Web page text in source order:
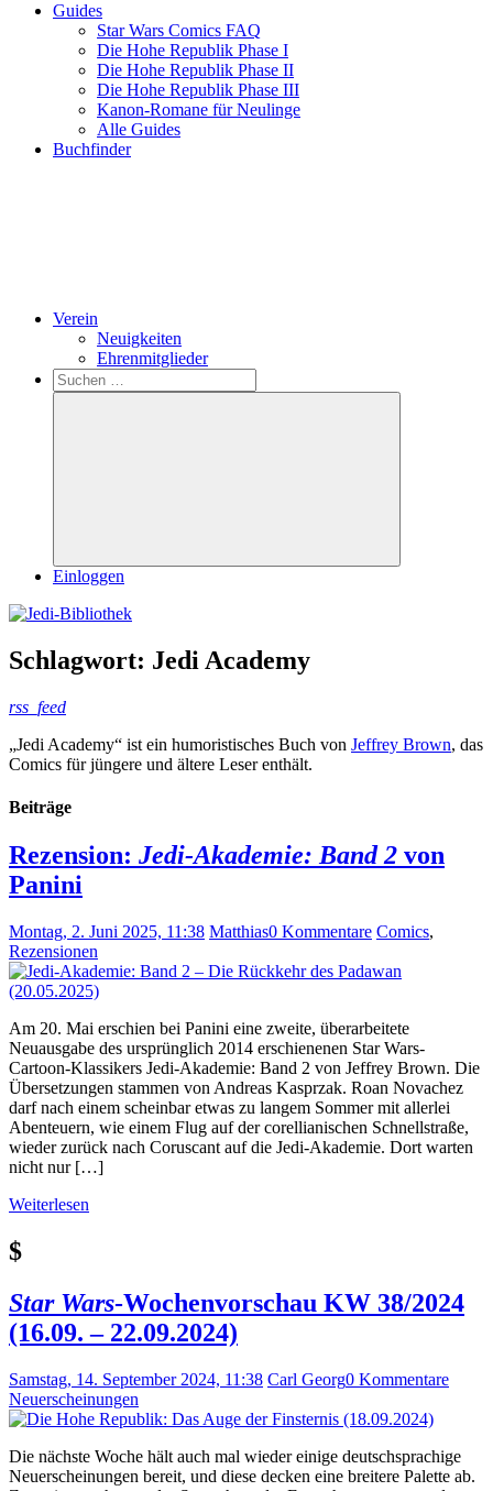
Guides
Star Wars Comics FAQ
Die Hohe Republik Phase I
Die Hohe Republik Phase II
Die Hohe Republik Phase III
Kanon-Romane für Neulinge
Alle Guides
Buchfinder
Verein
Neuigkeiten
Ehrenmitglieder
Search
Suchen
nach:
Suchen
Einloggen
Schlagwort: Jedi Academy
rss_feed
„Jedi Academy“ ist ein humoristisches Buch von Jeffrey Brown, das
Comics für jüngere und ältere Leser enthält.
Beiträge
Rezension: Jedi-Akademie: Band 2 von
Panini
Montag, 2. Juni 2025, 11:38 Matthias0 Kommentare Comics,
Rezensionen
Am 20. Mai erschien bei Panini eine zweite, überarbeitete
Neuausgabe des ursprünglich 2014 erschienenen Star Wars-
Cartoon-Klassikers Jedi-Akademie: Band 2 von Jeffrey Brown. Die
Übersetzungen stammen von Andreas Kasprzak. Roan Novachez
darf nach einem scheinbar etwas zu langem Sommer mit allerlei
Abenteuern, wie einem Flug auf der corellianischen Schnellstraße,
wieder zurück nach Coruscant auf die Jedi-Akademie. Dort warten
nicht nur […]
Weiterlesen
$
Star Wars-Wochenvorschau KW 38/2024
(16.09. – 22.09.2024)
Samstag, 14. September 2024, 11:38 Carl Georg0 Kommentare
Neuerscheinungen
Die nächste Woche hält auch mal wieder einige deutschsprachige
Neuerscheinungen bereit, und diese decken eine breitere Palette ab.